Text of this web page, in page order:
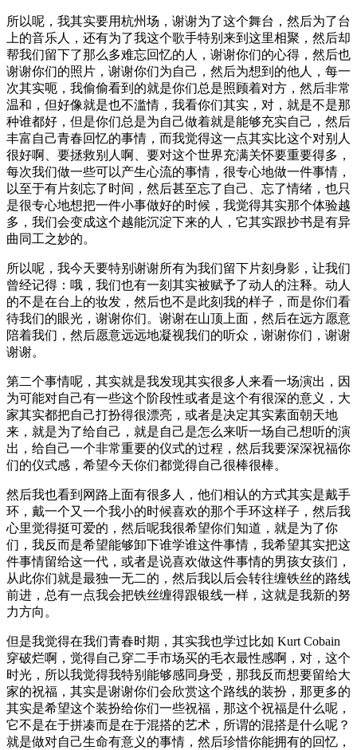
所以呢，我其实要用杭州场，谢谢为了这个舞台，然后为了台
上的音乐人，还有为了我这个歌手特别来到这里相聚，然后却
帮我们留下了那么多难忘回忆的人，谢谢你们的心得，然后也
谢谢你们的照片，谢谢你们为自己，然后为想到的他人，每一
次其实呃，我偷偷看到的就是你们总是照顾着对方，然后非常
温和，但好像就是也不滥情，我看你们其实，对，就是不是那
种谁都好，但是你们总是为自己做着就是能够充实自己，然后
丰富自己青春回忆的事情，而我觉得这一点其实比这个对别人
很好啊、要拯救别人啊、要对这个世界充满关怀要重要得多，
每次我们做一些可以产生心流的事情，很专心地做一件事情，
以至于有片刻忘了时间，然后甚至忘了自己、忘了情绪，也只
是很专心地想把一件小事做好的时候，我觉得其实那个体验越
多，我们会变成这个越能沉淀下来的人，它其实跟抄书是有异
曲同工之妙的。
所以呢，我今天要特别谢谢所有为我们留下片刻身影，让我们
曾经记得：哦，我们也有一刻其实被赋予了动人的注释。动人
的不是在台上的妆发，然后也不是此刻我的样子，而是你们看
待我们的眼光，谢谢你们。谢谢在山顶上面，然后在远方愿意
陪着我们，然后愿意远远地凝视我们的听众，谢谢你们，谢谢
谢谢。
第二个事情呢，其实就是我发现其实很多人来看一场演出，因
为可能对自己有一些这个阶段性或者是这个有很深的意义，大
家其实都把自己打扮得很漂亮，或者是决定其实素面朝天地
来，就是为了给自己，就是自己是怎么来听一场自己想听的演
出，给自己一个非常重要的仪式的过程，然后我要深深祝福你
们的仪式感，希望今天你们都觉得自己很棒很棒。
然后我也看到网路上面有很多人，他们相认的方式其实是戴手
环，戴一个又一个我小的时候喜欢的那个手环这样子，然后我
心里觉得挺可爱的，然后呢我很希望你们知道，就是为了你
们，我反而是希望能够卸下谁学谁这件事情，我希望其实把这
件事情留给这一代，或者是说喜欢做这件事情的男孩女孩们，
从此你们就是最独一无二的，然后我以后会转往缠铁丝的路线
前进，总有一点我会把铁丝缠得跟银线一样，这就是我新的努
力方向。
但是我觉得在我们青春时期，其实我也学过比如 Kurt Cobain
穿破烂啊，觉得自己穿二手市场买的毛衣最性感啊，对，这个
时光，所以我觉得我特别能够感同身受，那我反而想要留给大
家的祝福，其实是谢谢你们会欣赏这个路线的装扮，那更多的
其实是希望这个装扮给你们一些祝福，那这个祝福是什么呢，
它不是在于拼凑而是在于混搭的艺术，所谓的混搭是什么呢？
就是做对自己生命有意义的事情，然后珍惜你能拥有的回忆，